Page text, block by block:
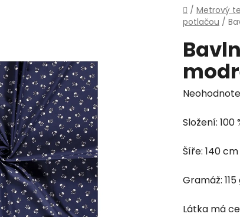
Domov
/ Metrový
potlačou /
Priemerné
produktu
0,0
hviezdičiek.
Složení: 100
Šíře: 140 cm
Gramáž:
Látka má